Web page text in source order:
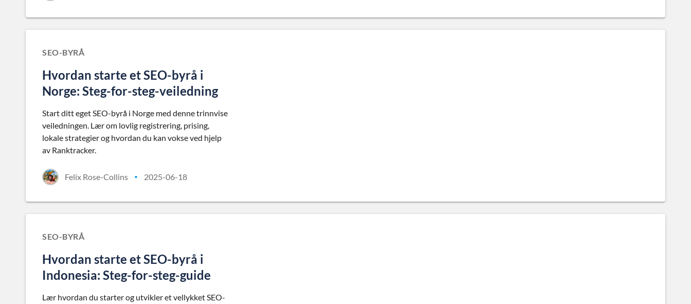
SEO-BYRÅ
Hvordan starte et SEO-byrå i
Norge: Steg-for-steg-veiledning
Start ditt eget SEO-byrå i Norge med denne trinnvise
veiledningen. Lær om lovlig registrering, prising,
lokale strategier og hvordan du kan vokse ved hjelp
av Ranktracker.
Felix Rose-Collins • 2025-06-18
SEO-BYRÅ
Hvordan starte et SEO-byrå i
Indonesia: Steg-for-steg-guide
Lær hvordan du starter og utvikler et vellykket SEO-